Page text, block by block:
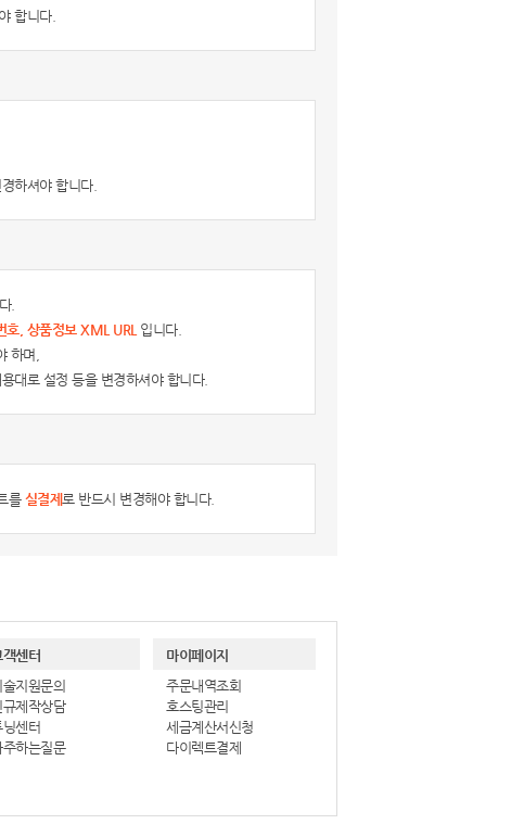
합니다.
하셔야 합니다.
.
호, 상품정보 XML URL 입니다.
하며,
대로 설정 등을 변경하셔야 합니다.
를 실결제 로 반드시 변경해야 합니다.
센터
술지원문의
규제작상담
센터
주하는질문
마이페이지
주문내역조회
호스팅관리
세금계산서신청
다이렉트결제